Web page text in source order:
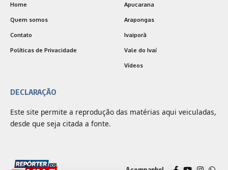
Home
Quem somos
Contato
Políticas de Privacidade
Apucarana
Arapongas
Ivaiporã
Vale do Ivaí
Vídeos
DECLARAÇÃO
Este site permite a reprodução das matérias aqui veiculadas,
desde que seja citada a fonte.